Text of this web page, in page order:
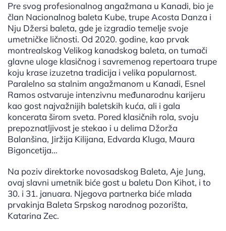
Pre svog profesionalnog angažmana u Kanadi, bio je
član Nacionalnog baleta Kube, trupe Acosta Danza i
Nju Džersi baleta, gde je izgradio temelje svoje
umetničke ličnosti. Od 2020. godine, kao prvak
montrealskog Velikog kanadskog baleta, on tumači
glavne uloge klasičnog i savremenog repertoara trupe
koju krase izuzetna tradicija i velika popularnost.
Paralelno sa stalnim angažmanom u Kanadi, Esnel
Ramos ostvaruje intenzivnu međunarodnu karijeru
kao gost najvažnijih baletskih kuća, ali i gala
koncerata širom sveta. Pored klasičnih rola, svoju
prepoznatljivost je stekao i u delima Džorža
Balanšina, Jiržija Kilijana, Edvarda Kluga, Maura
Bigoncetija…
Na poziv direktorke novosadskog Baleta, Aje Jung,
ovaj slavni umetnik biće gost u baletu Don Kihot, i to
30. i 31. januara. Njegova partnerka biće mlada
prvakinja Baleta Srpskog narodnog pozorišta,
Katarina Zec.